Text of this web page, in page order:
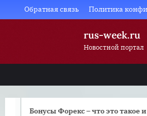
to
Обратная связь Политика
rus-week.ru
Новостной портал
Бонусы Форекс – что это такое